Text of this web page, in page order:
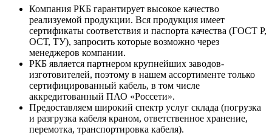
Компания РКБ гарантирует высокое качество
реализуемой продукции. Вся продукция имеет
сертификаты соответствия и паспорта качества (ГОСТ Р,
ОСТ, ТУ), запросить которые возможно через
менеджеров компании.
РКБ является партнером крупнейших заводов-
изготовителей, поэтому в нашем ассортименте только
сертифицированный кабель, в том числе
аккредитованный ПАО «Россети».
Предоставляем широкий спектр услуг склада (погрузка
и разгрузка кабеля краном, ответственное хранение,
перемотка, транспортировка кабеля).